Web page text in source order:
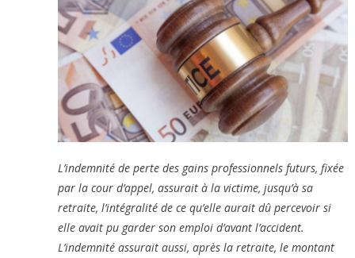
L’indemnité de perte des gains professionnels futurs, fixée
par la cour d’appel, assurait à la victime, jusqu’à sa
retraite, l’intégralité de ce qu’elle aurait dû percevoir si
elle avait pu garder son emploi d’avant l’accident.
L’indemnité assurait aussi, après la retraite, le montant